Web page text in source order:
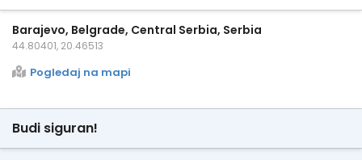
Barajevo, Belgrade, Central Serbia, Serbia
44.80401, 20.46513
Pogledaj na mapi
Budi siguran!